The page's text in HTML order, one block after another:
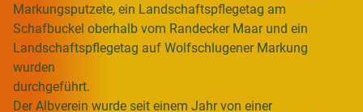
Markungsputzete, ein Landschaftspflegetag am
Schafbuckel oberhalb vom Randecker Maar und ein
Landschaftspflegetag auf Wolfschlugener Markung
wurden
durchgeführt.
Der Albverein wurde seit einem Jahr von einer